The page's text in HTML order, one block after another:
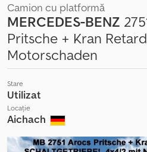
Camion cu platformă
MERCEDES-BENZ
Pritsche + Kran
Motorschaden
Stare
Utilizat
Locație
Aichach